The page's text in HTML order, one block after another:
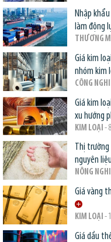
Nhập
làm động
THƯƠNG
Giá kim
nhóm kim
CÔNG
Giá kim
xu hướng
KIM LOẠI -
Thị trường
nguyên
NÔNG
Giá vàng
KIM LOẠI -
Giá dầu